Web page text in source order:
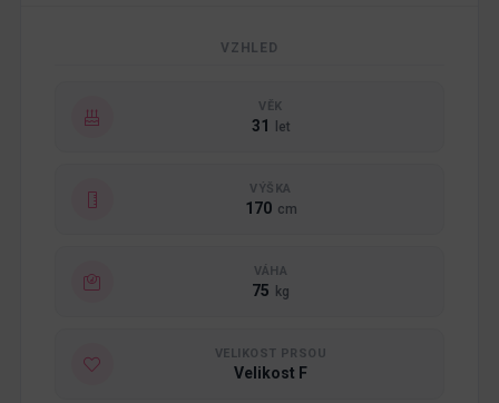
VZHLED
VĚK
31 let
VÝŠKA
170 cm
VÁHA
75 kg
VELIKOST PRSOU
Velikost F